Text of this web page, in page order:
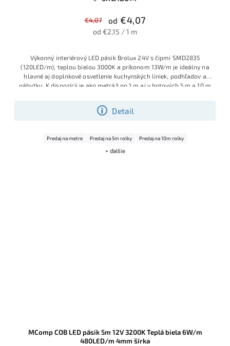
€4,07 od €4,07
od €2,15 / 1 m
Detail
Výkonný interiérový LED pásik Brolux 24V s čipmi SMD2835
(120LED/m), teplou bielou 3000K a príkonom 13W/m je ideálny na
hlavné aj doplnkové osvetlenie kuchynských liniek, podhľadov a
nábytku. K dispozícii je ako metráž po 1 m aj v hotových 5 m a 10 m
zložitého spájania.
Predaj na metre Predaj na 5m rolky Predaj na 10m rolky
+ ďalšie
MComp COB LED pásik 5m 12V 3200K Teplá biela 6W/m
480LED/m 4mm šírka